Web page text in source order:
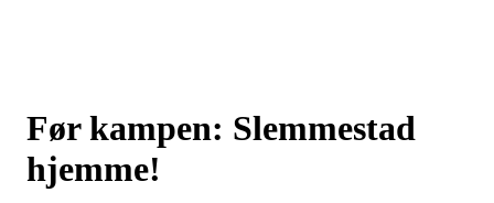
Før kampen: Slemmestad
hjemme!